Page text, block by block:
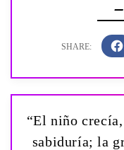
“El niño
sabiduría; la